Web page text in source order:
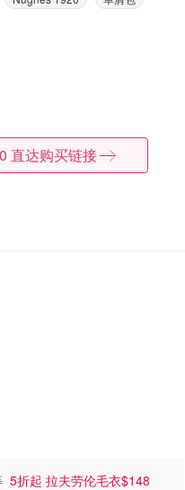
直达购买链接
5折起 拉夫劳伦毛衣$148